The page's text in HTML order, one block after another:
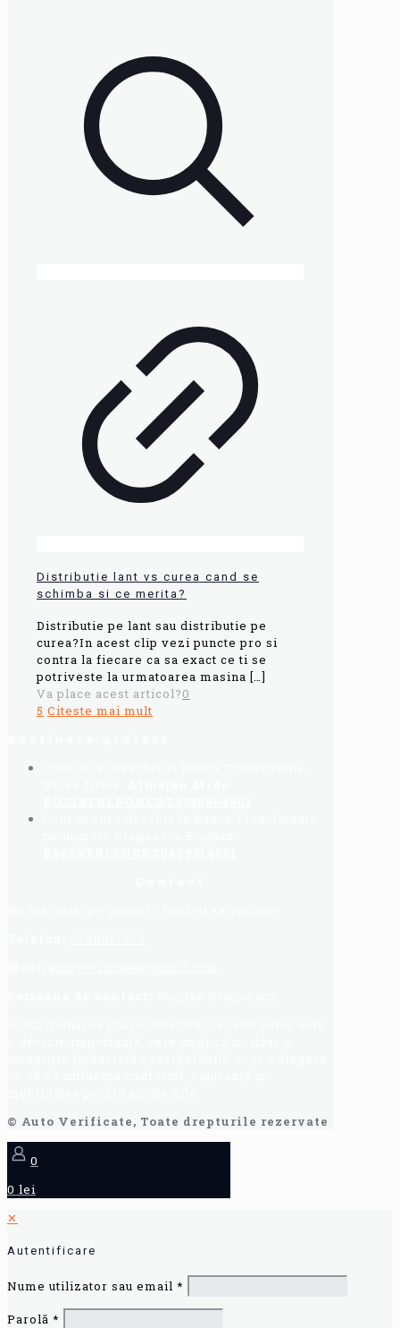
Distributie lant vs curea cand se
schimba si ce merita?
Distributie pe lant sau distributie pe
curea?In acest clip vezi puncte pro si
contra la fiecare ca sa exact ce ti se
potriveste la urmatoarea masina […]
Va place acest articol?0
5 Citeste mai mult
© Auto Verificate, Toate drepturile rezervate
0
0 lei
✕
Autentificare
Nume utilizator sau email *
Parolă *